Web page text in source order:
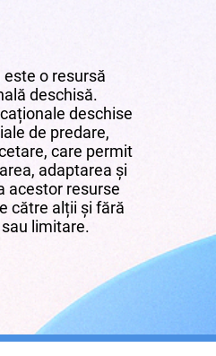
o resursă
deschisă.
deschise
de predare,
care permit
adaptarea și
acestor resurse
către alții și fără
limitare.